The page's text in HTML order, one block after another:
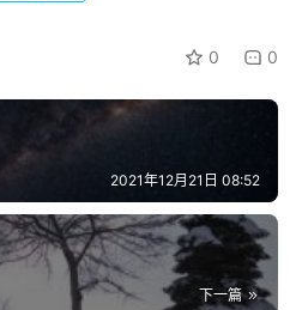
0 0
2021年12月21日 08:52
下一篇